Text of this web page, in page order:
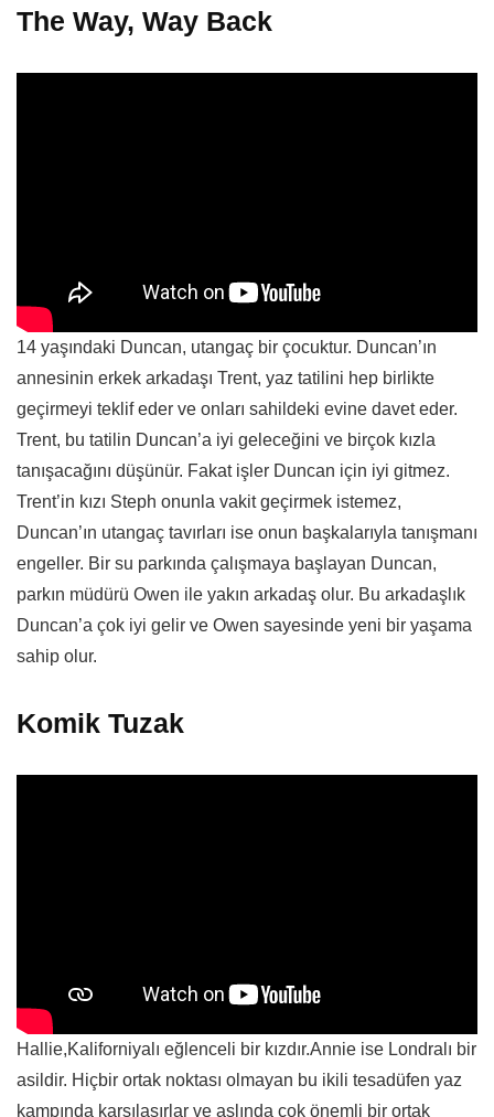
The Way, Way Back
14 yaşındaki Duncan, utangaç bir çocuktur. Duncan’ın
annesinin erkek arkadaşı Trent, yaz tatilini hep birlikte
geçirmeyi teklif eder ve onları sahildeki evine davet eder.
Trent, bu tatilin Duncan’a iyi geleceğini ve birçok kızla
tanışacağını düşünür. Fakat işler Duncan için iyi gitmez.
Trent’in kızı Steph onunla vakit geçirmek istemez,
Duncan’ın utangaç tavırları ise onun başkalarıyla tanışmanı
engeller. Bir su parkında çalışmaya başlayan Duncan,
parkın müdürü Owen ile yakın arkadaş olur. Bu arkadaşlık
Duncan’a çok iyi gelir ve Owen sayesinde yeni bir yaşama
sahip olur.
Komik Tuzak
Hallie,Kaliforniyalı eğlenceli bir kızdır.Annie ise Londralı bir
asildir. Hiçbir ortak noktası olmayan bu ikili tesadüfen yaz
kampında karşılaşırlar ve aslında çok önemli bir ortak